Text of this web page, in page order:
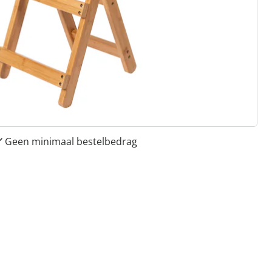
voor
& Comfort”
Gratis kopen op rekening
Gratis retour
Geen minimaal bestelbedrag